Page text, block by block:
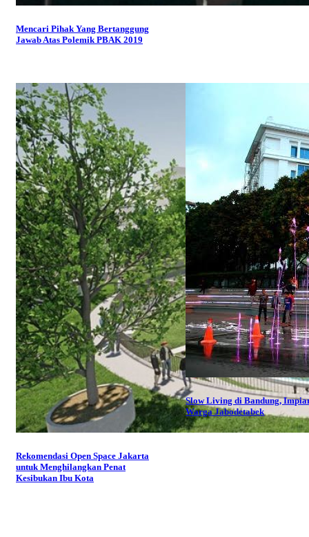
Mencari Pihak Yang Bertanggung
Jawab Atas Polemik PBAK 2019
Rekomendasi Open Space Jakarta
untuk Menghilangkan Penat
Kesibukan Ibu Kota
Slow Living di Bandung,
Warga Jabodetabek